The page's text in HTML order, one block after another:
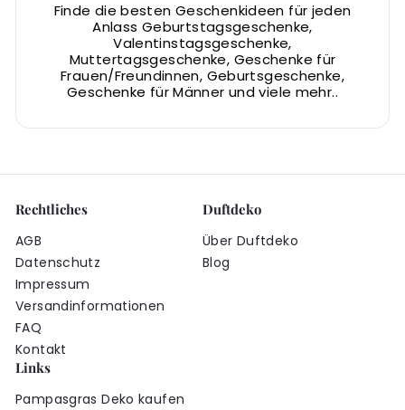
Finde die besten Geschenkideen für jeden
Anlass Geburtstagsgeschenke,
Valentinstagsgeschenke,
Muttertagsgeschenke, Geschenke für
Frauen/Freundinnen, Geburtsgeschenke,
Geschenke für Männer und viele mehr..
Rechtliches
AGB
Datenschutz
Impressum
Versandinformationen
FAQ
Kontakt
Duftdeko
Über Duftdeko
Blog
Links
Pampasgras Deko kaufen